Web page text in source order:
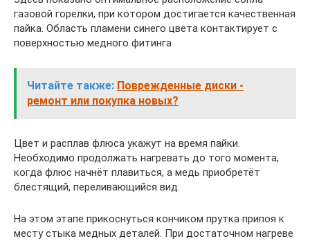
газовой горелки, при котором достигается качественная
пайка. Область пламени синего цвета контактирует с
поверхностью медного фитинга
Читайте также: Поврежденные диски -
ремонт или покупка новых?
Цвет и расплав флюса укажут на время пайки.
Необходимо продолжать нагревать до того момента,
когда флюс начнёт плавиться, а медь приобретёт
блестящий, переливающийся вид.
На этом этапе прикоснуться кончиком прутка припоя к
месту стыка медных деталей. При достаточном нагреве